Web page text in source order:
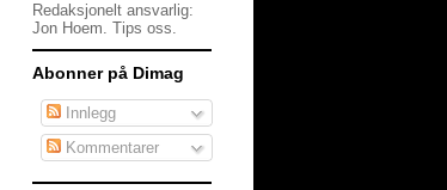
Redaksjonelt ansvarlig:
Jon Hoem. Tips oss.
Abonner på Dimag
Innlegg
Kommentarer